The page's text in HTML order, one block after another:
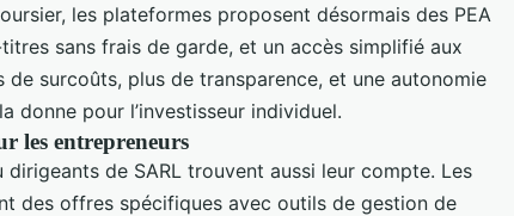
les plateformes proposent désormais des PEA
sans frais de garde, et un accès simplifié aux
de surcoûts, plus de transparence, et une autonomie
donne pour l’investisseur individuel.
les entrepreneurs
de SARL trouvent aussi leur compte. Les
des offres spécifiques avec outils de gestion de